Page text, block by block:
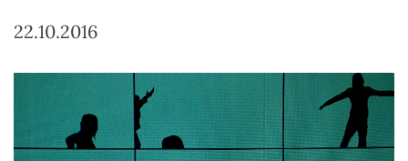
22.10.2016